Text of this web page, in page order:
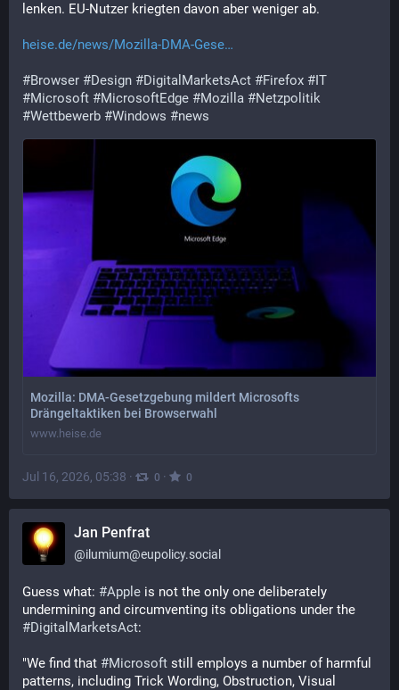
lenken. EU-Nutzer kriegten davon aber weniger ab.
heise.de/news/Mozilla-DMA-Gese
#Browser #Design #DigitalMarketsAct #Firefox #IT
#Microsoft #MicrosoftEdge #Mozilla #Netzpolitik
#Wettbewerb #Windows #news
Mozilla: DMA-Gesetzgebung mildert Microsofts
Drängeltaktiken bei Browserwahl
www.heise.de
Jul 16, 2026, 05:38 · 0 · 0
Jan Penfrat
@ilumium@eupolicy.social
Guess what: #Apple is not the only one deliberately
#DigitalMarketsAct:
"We find that #Microsoft still employs a number of harmful
patterns, including Trick Wording, Obstruction, Visual